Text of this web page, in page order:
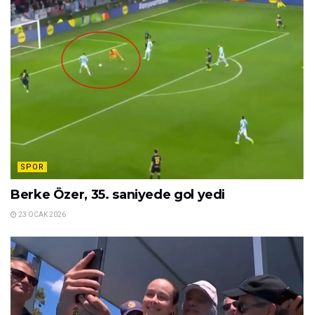
SPOR
Berke Özer, 35. saniyede gol yedi
23 OCAK 2026